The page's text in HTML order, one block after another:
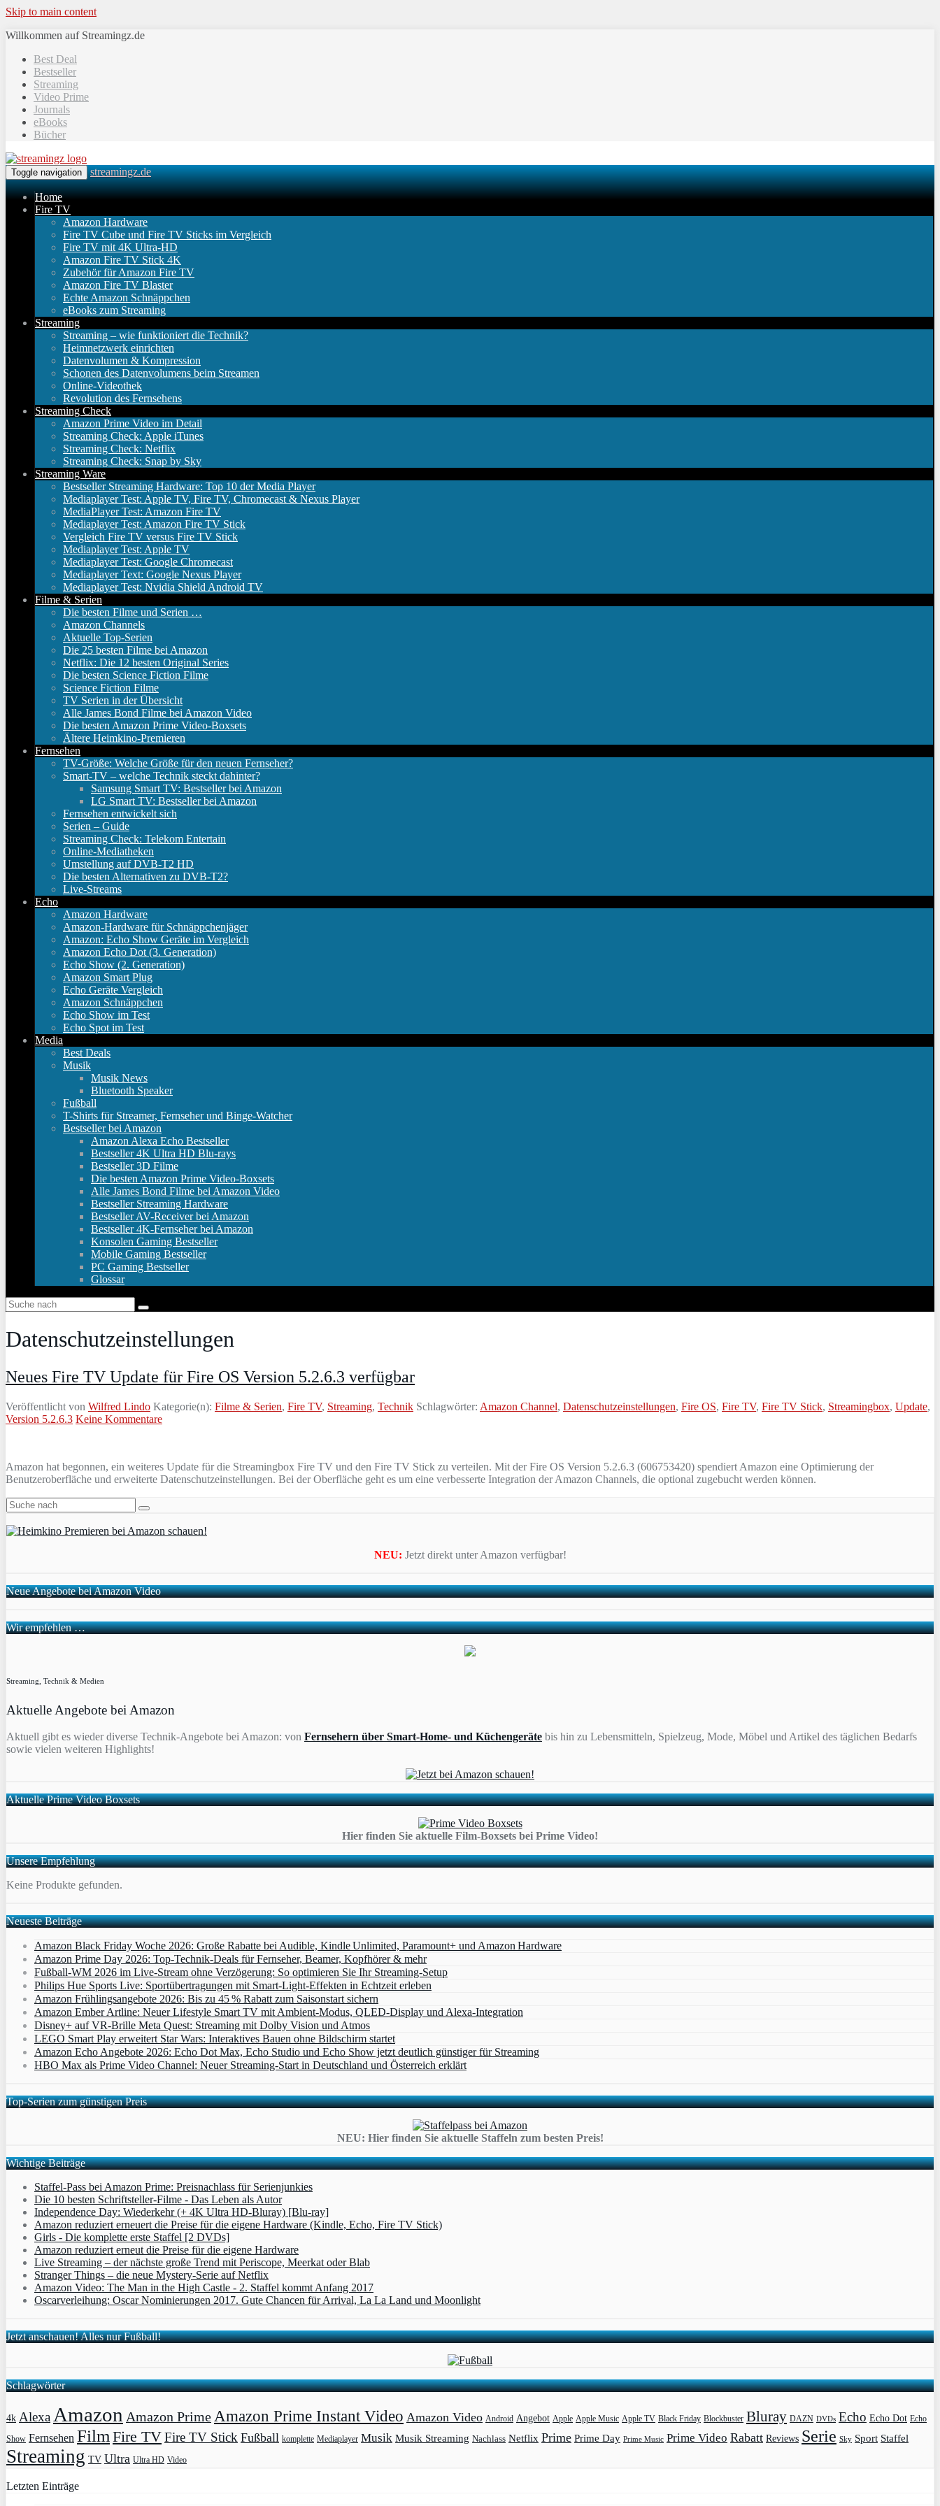
Skip to main content
Willkommen auf Streamingz.de
Best Deal
Bestseller
Streaming
Video Prime
Journals
eBooks
Bücher
Toggle navigation streamingz.de
Home
Fire TV
Amazon Hardware
Fire TV Cube und Fire TV Sticks im Vergleich
Fire TV mit 4K Ultra-HD
Amazon Fire TV Stick 4K
Zubehör für Amazon Fire TV
Amazon Fire TV Blaster
Echte Amazon Schnäppchen
eBooks zum Streaming
Streaming
Streaming – wie funktioniert die Technik?
Heimnetzwerk einrichten
Datenvolumen & Kompression
Schonen des Datenvolumens beim Streamen
Online-Videothek
Revolution des Fernsehens
Streaming Check
Amazon Prime Video im Detail
Streaming Check: Apple iTunes
Streaming Check: Netflix
Streaming Check: Snap by Sky
Streaming Ware
Bestseller Streaming Hardware: Top 10 der Media Player
Mediaplayer Test: Apple TV, Fire TV, Chromecast & Nexus Player
MediaPlayer Test: Amazon Fire TV
Mediaplayer Test: Amazon Fire TV Stick
Vergleich Fire TV versus Fire TV Stick
Mediaplayer Test: Apple TV
Mediaplayer Test: Google Chromecast
Mediaplayer Text: Google Nexus Player
Mediaplayer Test: Nvidia Shield Android TV
Filme & Serien
Die besten Filme und Serien …
Amazon Channels
Aktuelle Top-Serien
Die 25 besten Filme bei Amazon
Netflix: Die 12 besten Original Series
Die besten Science Fiction Filme
Science Fiction Filme
TV Serien in der Übersicht
Alle James Bond Filme bei Amazon Video
Die besten Amazon Prime Video-Boxsets
Ältere Heimkino-Premieren
Fernsehen
TV-Größe: Welche Größe für den neuen Fernseher?
Smart-TV – welche Technik steckt dahinter?
Samsung Smart TV: Bestseller bei Amazon
LG Smart TV: Bestseller bei Amazon
Fernsehen entwickelt sich
Serien – Guide
Streaming Check: Telekom Entertain
Online-Mediatheken
Umstellung auf DVB-T2 HD
Die besten Alternativen zu DVB-T2?
Live-Streams
Echo
Amazon Hardware
Amazon-Hardware für Schnäppchenjäger
Amazon: Echo Show Geräte im Vergleich
Amazon Echo Dot (3. Generation)
Echo Show (2. Generation)
Amazon Smart Plug
Echo Geräte Vergleich
Amazon Schnäppchen
Echo Show im Test
Echo Spot im Test
Media
Best Deals
Musik
Musik News
Bluetooth Speaker
Fußball
T-Shirts für Streamer, Fernseher und Binge-Watcher
Bestseller bei Amazon
Amazon Alexa Echo Bestseller
Bestseller 4K Ultra HD Blu-rays
Bestseller 3D Filme
Die besten Amazon Prime Video-Boxsets
Alle James Bond Filme bei Amazon Video
Bestseller Streaming Hardware
Bestseller AV-Receiver bei Amazon
Bestseller 4K-Fernseher bei Amazon
Konsolen Gaming Bestseller
Mobile Gaming Bestseller
PC Gaming Bestseller
Glossar
Datenschutzeinstellungen
Neues Fire TV Update für Fire OS Version 5.2.6.3 verfügbar
Veröffentlicht von Wilfred Lindo Kategorie(n): Filme & Serien, Fire TV, Streaming, Technik Schlagwörter: Amazon Channel, Datenschutzeinstellungen, Fire OS, Fire TV, Fire TV Stick, Streamingbox, Update,
Version 5.2.6.3 Keine Kommentare
Amazon hat begonnen, ein weiteres Update für die Streamingbox Fire TV und den Fire TV Stick zu verteilen. Mit der Fire OS Version 5.2.6.3 (606753420) spendiert Amazon eine Optimierung der
Benutzeroberfläche und erweiterte Datenschutzeinstellungen. Bei der Oberfläche geht es um eine verbesserte Integration der Amazon Channels, die optional zugebucht werden können.
NEU: Jetzt direkt unter Amazon verfügbar!
Neue Angebote bei Amazon Video
Wir empfehlen …
Streaming, Technik & Medien
Aktuelle Angebote bei Amazon
Aktuell gibt es wieder diverse Technik-Angebote bei Amazon: von Fernsehern über Smart-Home- und Küchengeräte bis hin zu Lebensmitteln, Spielzeug, Mode, Möbel und Artikel des täglichen Bedarfs
sowie vielen weiteren Highlights!
Aktuelle Prime Video Boxsets
Hier finden Sie aktuelle Film-Boxsets bei Prime Video!
Unsere Empfehlung
Keine Produkte gefunden.
Neueste Beiträge
Amazon Black Friday Woche 2026: Große Rabatte bei Audible, Kindle Unlimited, Paramount+ und Amazon Hardware
Amazon Prime Day 2026: Top-Technik-Deals für Fernseher, Beamer, Kopfhörer & mehr
Fußball-WM 2026 im Live-Stream ohne Verzögerung: So optimieren Sie Ihr Streaming-Setup
Philips Hue Sports Live: Sportübertragungen mit Smart‑Light‑Effekten in Echtzeit erleben
Amazon Frühlingsangebote 2026: Bis zu 45 % Rabatt zum Saisonstart sichern
Amazon Ember Artline: Neuer Lifestyle Smart TV mit Ambient‑Modus, QLED‑Display und Alexa‑Integration
Disney+ auf VR-Brille Meta Quest: Streaming mit Dolby Vision und Atmos
LEGO Smart Play erweitert Star Wars: Interaktives Bauen ohne Bildschirm startet
Amazon Echo Angebote 2026: Echo Dot Max, Echo Studio und Echo Show jetzt deutlich günstiger für Streaming
HBO Max als Prime Video Channel: Neuer Streaming‑Start in Deutschland und Österreich erklärt
Top-Serien zum günstigen Preis
NEU: Hier finden Sie aktuelle Staffeln zum besten Preis!
Wichtige Beiträge
Staffel-Pass bei Amazon Prime: Preisnachlass für Serienjunkies
Die 10 besten Schriftsteller-Filme - Das Leben als Autor
Independence Day: Wiederkehr (+ 4K Ultra HD-Bluray) [Blu-ray]
Amazon reduziert erneuert die Preise für die eigene Hardware (Kindle, Echo, Fire TV Stick)
Girls - Die komplette erste Staffel [2 DVDs]
Amazon reduziert erneut die Preise für die eigene Hardware
Live Streaming – der nächste große Trend mit Periscope, Meerkat oder Blab
Stranger Things – die neue Mystery-Serie auf Netflix
Amazon Video: The Man in the High Castle - 2. Staffel kommt Anfang 2017
Oscarverleihung: Oscar Nominierungen 2017. Gute Chancen für Arrival, La La Land und Moonlight
Jetzt anschauen! Alles nur Fußball!
Schlagwörter
4k AlexaAmazon Amazon PrimeAmazon Prime Instant Video Amazon Video Android Angebot Apple Apple Music Apple TV Black Friday Blockbuster Bluray DAZN DVDs Echo Echo Dot Echo
Show Fernsehen FilmFire TVFire TV Stick Fußball komplette Mediaplayer Musik Musik Streaming Nachlass Netflix Prime Prime Day Prime Music Prime Video Rabatt Reviews Serie Sky Sport Staffel
Streaming TV Ultra Ultra HD Video
Letzten Einträge